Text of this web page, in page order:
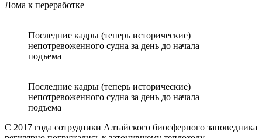
Лома к переработке
Последние кадры (теперь исторические)
непотревоженного судна за день до начала
подъема
Последние кадры (теперь исторические)
непотревоженного судна за день до начала
подъема
С 2017 года сотрудники Алтайского биосферного заповедника